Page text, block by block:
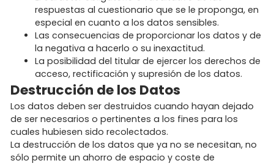
respuestas al cuestionario que se le proponga, en
especial en cuanto a los datos sensibles.
Las consecuencias de proporcionar los datos y de
la negativa a hacerlo o su inexactitud.
La posibilidad del titular de ejercer los derechos de
acceso, rectificación y supresión de los datos.
Destrucción de los Datos
Los datos deben ser destruidos cuando hayan dejado
de ser necesarios o pertinentes a los fines para los
cuales hubiesen sido recolectados.
La destrucción de los datos que ya no se necesitan, no
sólo permite un ahorro de espacio y coste de